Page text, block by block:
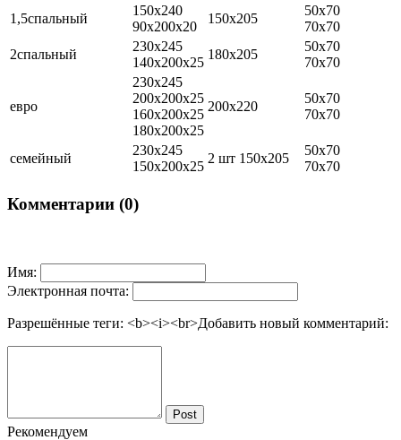
1,5спальный
150х240
90х200х20
150х205
50х70
70х70
2спальный
230х245
140х200х25
180х205
50х70
70х70
евро
230х245
200х200х25
160х200х25
180х200х25
200х220
50х70
70х70
семейный
230х245
150х200х25
2 шт 150х205
50х70
70х70
Комментарии (0)
Имя:
Электронная почта:
Разрешённые теги: <b><i><br>Добавить новый комментарий:
Post
Рекомендуем